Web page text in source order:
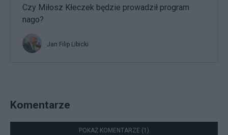
Czy Miłosz Kłeczek będzie prowadził program
nago?
Jan Filip Libicki
Komentarze
POKAŻ KOMENTARZE (1)